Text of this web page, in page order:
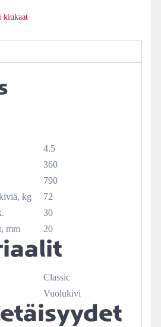
4.5
360
790
kg
72
30
mm
20
Classic
Vuolukivi